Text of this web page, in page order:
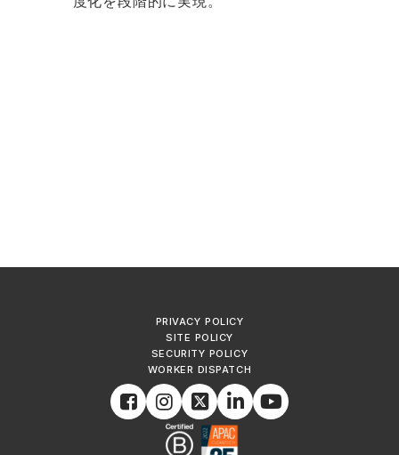
PRIVACY POLICY
SITE POLICY
SECURITY POLICY
WORKER DISPATCH